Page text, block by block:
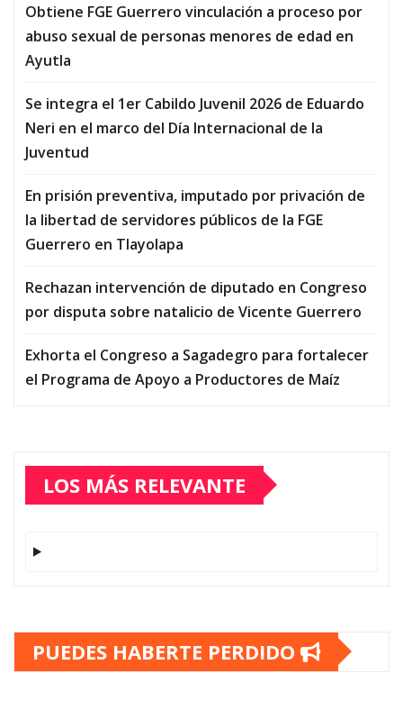
Obtiene FGE Guerrero vinculación a proceso por
abuso sexual de personas menores de edad en
Ayutla
Se integra el 1er Cabildo Juvenil 2026 de Eduardo
Neri en el marco del Día Internacional de la
Juventud
En prisión preventiva, imputado por privación de
la libertad de servidores públicos de la FGE
Guerrero en Tlayolapa
Rechazan intervención de diputado en Congreso
por disputa sobre natalicio de Vicente Guerrero
Exhorta el Congreso a Sagadegro para fortalecer
el Programa de Apoyo a Productores de Maíz
LOS MÁS RELEVANTE
PUEDES HABERTE PERDIDO